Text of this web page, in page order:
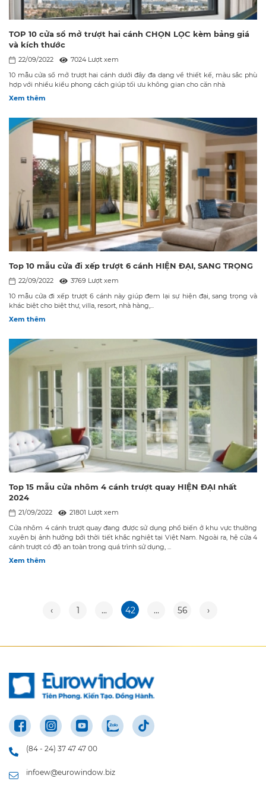
TOP 10 cửa sổ mở trượt hai cánh CHỌN LỌC kèm bảng giá
và kích thước
22/09/2022
7024 Lượt xem
10 mẫu cửa sổ mở trượt hai cánh dưới đây đa dạng về thiết kế, màu sắc phù
hợp với nhiều kiểu phong cách giúp tối ưu không gian cho căn nhà
Xem thêm
Top 10 mẫu cửa đi xếp trượt 6 cánh HIỆN ĐẠI, SANG TRỌNG
22/09/2022
3769 Lượt xem
10 mẫu cửa đi xếp trượt 6 cánh này giúp đem lại sự hiện đại, sang trọng và
khác biệt cho biệt thự, villa, resort, nhà hàng,...
Xem thêm
Top 15 mẫu cửa nhôm 4 cánh trượt quay HIỆN ĐẠI nhất
2024
21/09/2022
21801 Lượt xem
Cửa nhôm 4 cánh trượt quay đang được sử dụng phổ biến ở khu vực thường
xuyên bị ảnh hưởng bởi thời tiết khắc nghiệt tại Việt Nam. Ngoài ra, hệ cửa 4
cánh trượt có độ an toàn trong quá trình sử dụng, ...
Xem thêm
‹ 1 ... 42 ... 56 ›
(84 - 24) 37 47 47 00
infoew@eurowindow.biz